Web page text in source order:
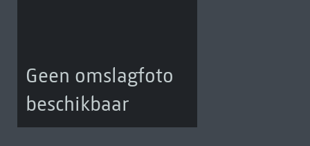
Geen omslagfoto
beschikbaar